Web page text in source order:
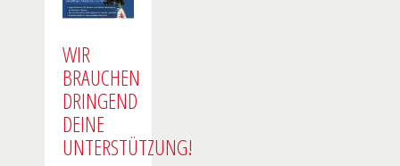
WIR
BRAUCHEN
DRINGEND
DEINE
UNTERSTÜTZUNG!